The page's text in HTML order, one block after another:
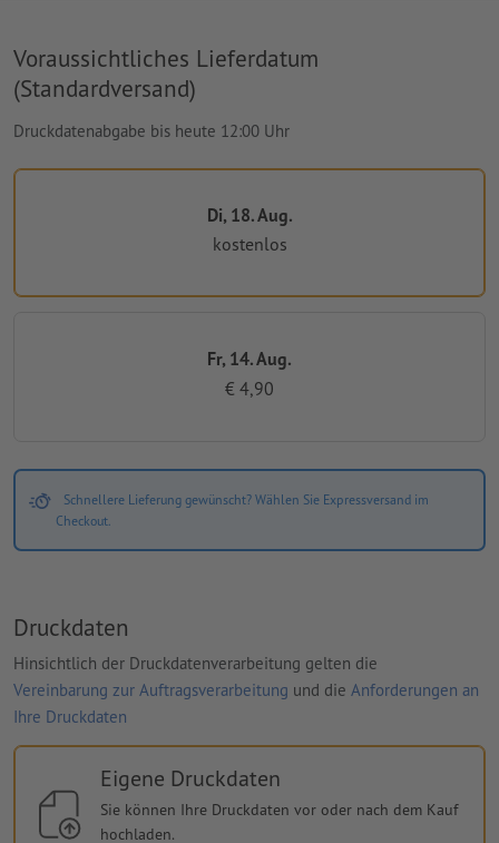
Voraussichtliches Lieferdatum
(Standardversand)
Druckdatenabgabe bis heute 12:00 Uhr
Di, 18. Aug.
kostenlos
Fr, 14. Aug.
€ 4,90
Schnellere Lieferung gewünscht? Wählen Sie Expressversand im
Checkout.
Druckdaten
Hinsichtlich der Druckdatenverarbeitung gelten die
Vereinbarung zur Auftragsverarbeitung und die Anforderungen an
Ihre Druckdaten
Eigene Druckdaten
Sie können Ihre Druckdaten vor oder nach dem Kauf
hochladen.